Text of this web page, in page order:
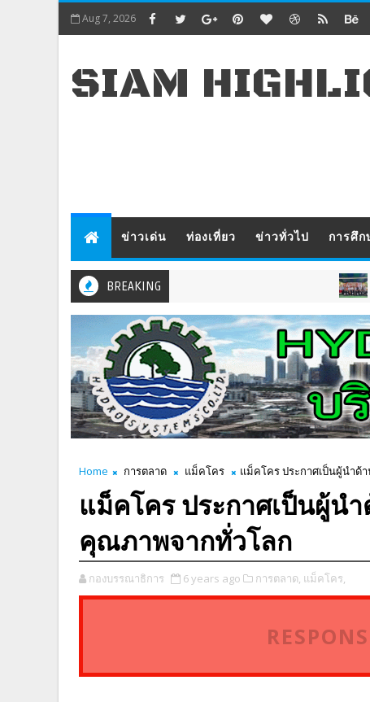
Aug 7, 2026
SIAM
ข่าวเด่น ท่องเที่ยว ข่าวทั่วไป การศึก
BREAKING ข่าวทั่วไป
Home การตลาด แม็คโคร แม็คโคร ประกาศเป็นผู้นำด้
แม็คโคร ประกาศเป็นผู้น
คุณภาพจากทั่วโลก
กองบรรณาธิการ 6 years ago การตลาด, แม็คโคร,